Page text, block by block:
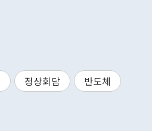
정상회담
반도체